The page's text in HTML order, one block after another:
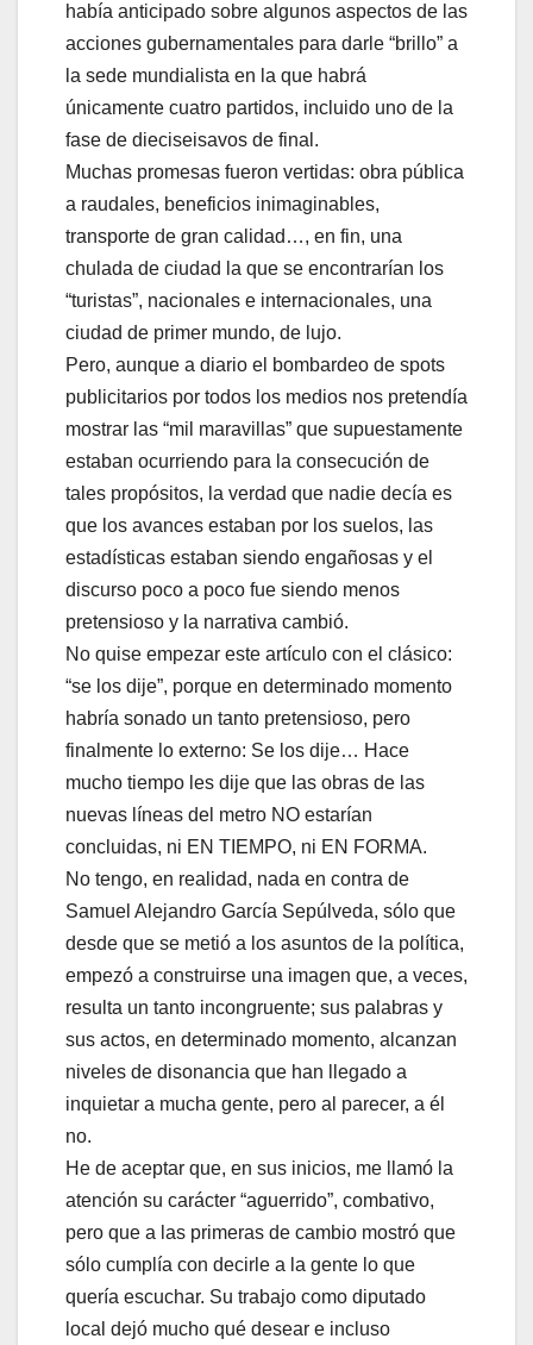
había anticipado sobre algunos aspectos de las
acciones gubernamentales para darle “brillo” a
la sede mundialista en la que habrá
únicamente cuatro partidos, incluido uno de la
fase de dieciseisavos de final.
Muchas promesas fueron vertidas: obra pública
a raudales, beneficios inimaginables,
transporte de gran calidad…, en fin, una
chulada de ciudad la que se encontrarían los
“turistas”, nacionales e internacionales, una
ciudad de primer mundo, de lujo.
Pero, aunque a diario el bombardeo de spots
publicitarios por todos los medios nos pretendía
mostrar las “mil maravillas” que supuestamente
estaban ocurriendo para la consecución de
tales propósitos, la verdad que nadie decía es
que los avances estaban por los suelos, las
estadísticas estaban siendo engañosas y el
discurso poco a poco fue siendo menos
pretensioso y la narrativa cambió.
No quise empezar este artículo con el clásico:
“se los dije”, porque en determinado momento
habría sonado un tanto pretensioso, pero
finalmente lo externo: Se los dije… Hace
mucho tiempo les dije que las obras de las
nuevas líneas del metro NO estarían
concluidas, ni EN TIEMPO, ni EN FORMA.
No tengo, en realidad, nada en contra de
Samuel Alejandro García Sepúlveda, sólo que
desde que se metió a los asuntos de la política,
empezó a construirse una imagen que, a veces,
resulta un tanto incongruente; sus palabras y
sus actos, en determinado momento, alcanzan
niveles de disonancia que han llegado a
inquietar a mucha gente, pero al parecer, a él
no.
He de aceptar que, en sus inicios, me llamó la
atención su carácter “aguerrido”, combativo,
pero que a las primeras de cambio mostró que
sólo cumplía con decirle a la gente lo que
quería escuchar. Su trabajo como diputado
local dejó mucho qué desear e incluso